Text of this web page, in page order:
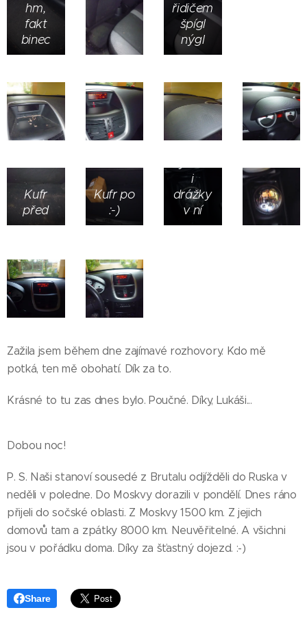
hm,
fakt
binec
řidičem
špígl
nýgl
Kufr
před
Kufr po
:-)
řadicí
páky
jsem
měla
i
drážky
v ní
Zažila jsem během dne zajímavé rozhovory. Kdo mě
potká, ten mě obohatí. Dík za to.
Krásné to tu zas dnes bylo. Poučné. Díky, Lukáši...
Dobou noc!
P. S. Naši stanoví sousedé z Brutalu odjížděli do Ruska v
neděli v poledne. Do Moskvy dorazili v pondělí. Dnes ráno
přijeli do sočské oblasti. Z Moskvy 1500 km. Z jejich
domovů tam a zpátky 8000 km. Neuvěřitelné. A všichni
jsou v pořádku doma. Díky za šťastný dojezd. :-)
Share